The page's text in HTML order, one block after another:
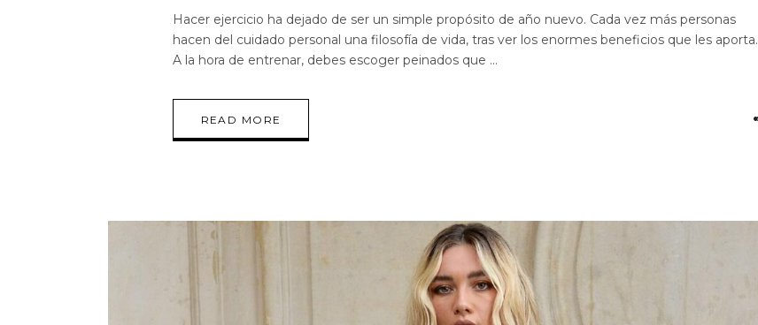
Hacer ejercicio ha dejado de ser un simple propósito de año nuevo. Cada vez más personas
hacen del cuidado personal una filosofía de vida, tras ver los enormes beneficios que les aporta.
A la hora de entrenar, debes escoger peinados que
READ MORE